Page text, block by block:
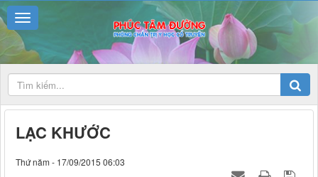
LẠC KHƯỚC
Thứ năm - 17/09/2015 06:03